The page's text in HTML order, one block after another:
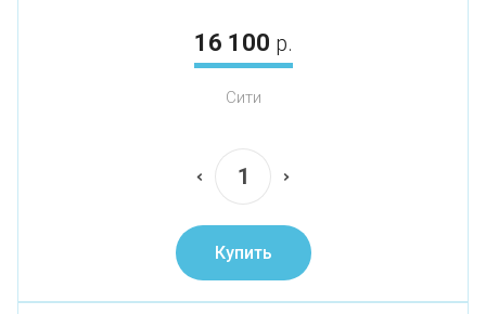
16 100 р.
Сити
Купить